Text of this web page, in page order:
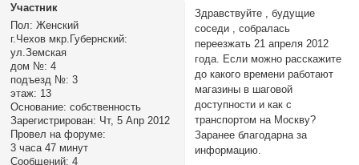
Участник
Пол: Женский
г.Чехов мкр.Губернский:
ул.Земская
дом №: 4
подъезд №: 3
этаж: 13
Основание: собственность
Зарегистрирован: Чт, 5 Апр 2012
Провел на форуме:
3 часа 47 минут
Сообщений: 4
Здравствуйте , будущие
соседи , собралась
переезжать 21 апреля 2012
года. Если можно расскажите
до какого времени работают
магазины в шаговой
доступности и как с
транспортом на Москву?
Заранее благодарна за
информацию.